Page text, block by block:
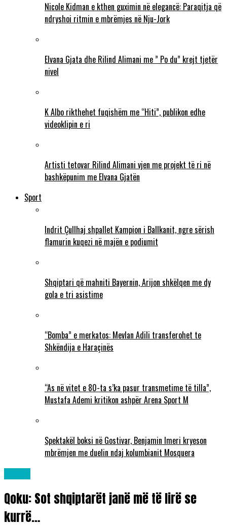
Nicole Kidman e kthen guximin në elegancë: Paraqitja që
ndryshoi ritmin e mbrëmjes në Nju-Jork
Elvana Gjata dhe Rilind Alimani me ” Po du” krejt tjetër
nivel
K Albo rikthehet fuqishëm me “Hiti”, publikon edhe
videoklipin e ri
Artisti tetovar Rilind Alimani vjen me projekt të ri në
bashkëpunim me Elvana Gjatën
Sport
Indrit Çullhaj shpallet Kampion i Ballkanit, ngre sërish
flamurin kuqezi në majën e podiumit
Shqiptari që mahniti Bayernin, Arijon shkëlqen me dy
gola e tri asistime
“Bomba” e merkatos: Mevlan Adili transferohet te
Shkëndija e Haraçinës
“As në vitet e 80-ta s’ka pasur transmetime të tilla”,
Mustafa Ademi kritikon ashpër Arena Sport M
Spektakël boksi në Gostivar, Benjamin Imeri kryeson
mbrëmjen me duelin ndaj kolumbianit Mosquera
Qoku: Sot shqiptarët janë më të lirë se
kurrë…